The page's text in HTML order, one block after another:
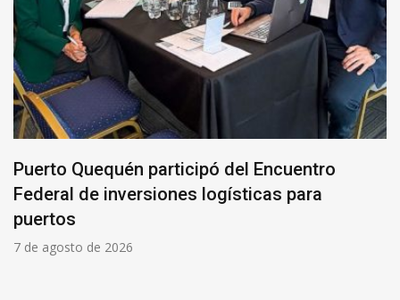
Puerto Quequén participó del Encuentro
Federal de inversiones logísticas para
puertos
7 de agosto de 2026